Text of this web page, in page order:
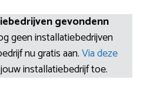
gevondenn
geen installatiebedrijven
nu gratis aan.Via deze
installatiebedrijf toe.